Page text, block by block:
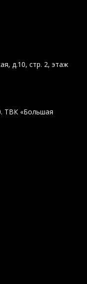
д.10, стр. 2, этаж
ТВК «Большая